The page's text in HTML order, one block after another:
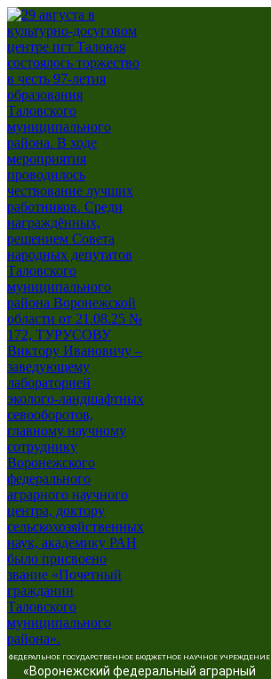
ФЕДЕРАЛЬНОЕ ГОСУДАРСТВЕННОЕ БЮДЖЕТНОЕ НАУЧНОЕ УЧРЕЖДЕНИЕ
«Воронежский федеральный аграрный